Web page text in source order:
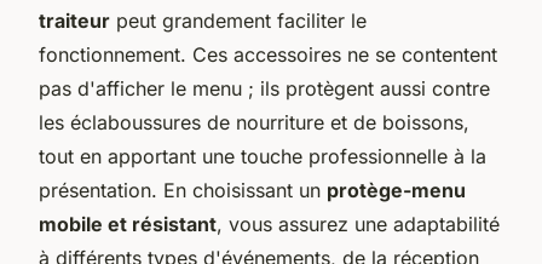
traiteur peut grandement faciliter le
fonctionnement. Ces accessoires ne se contentent
pas d'afficher le menu ; ils protègent aussi contre
les éclaboussures de nourriture et de boissons,
tout en apportant une touche professionnelle à la
présentation. En choisissant un protège-menu
mobile et résistant, vous assurez une adaptabilité
à différents types d'événements, de la réception